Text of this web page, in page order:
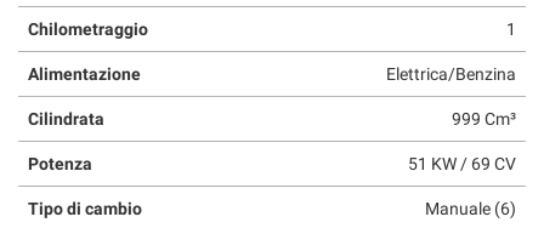
Chilometraggio 1
Alimentazione Elettrica/Benzina
Cilindrata 999 Cm³
Potenza 51 KW / 69 CV
Tipo di cambio Manuale (6)
questi
strumenti
di
tracciamento
si
rimanda
alla
cookie
policy.